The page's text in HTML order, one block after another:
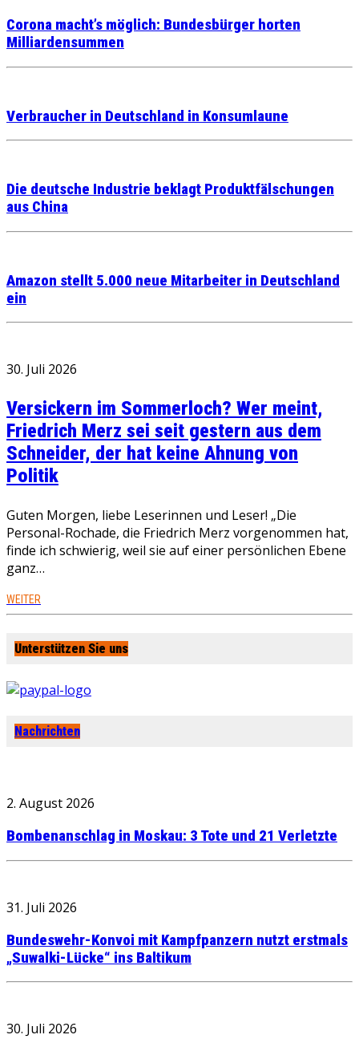
Corona macht’s möglich: Bundesbürger horten
Milliardensummen
Verbraucher in Deutschland in Konsumlaune
Die deutsche Industrie beklagt Produktfälschungen
aus China
Amazon stellt 5.000 neue Mitarbeiter in Deutschland
ein
30. Juli 2026
Versickern im Sommerloch? Wer meint,
Friedrich Merz sei seit gestern aus dem
Schneider, der hat keine Ahnung von
Politik
Guten Morgen, liebe Leserinnen und Leser! „Die
Personal-Rochade, die Friedrich Merz vorgenommen hat,
finde ich schwierig, weil sie auf einer persönlichen Ebene
ganz…
WEITER
Unterstützen Sie uns
Nachrichten
2. August 2026
Bombenanschlag in Moskau: 3 Tote und 21 Verletzte
31. Juli 2026
Bundeswehr-Konvoi mit Kampfpanzern nutzt erstmals
„Suwalki-Lücke“ ins Baltikum
30. Juli 2026